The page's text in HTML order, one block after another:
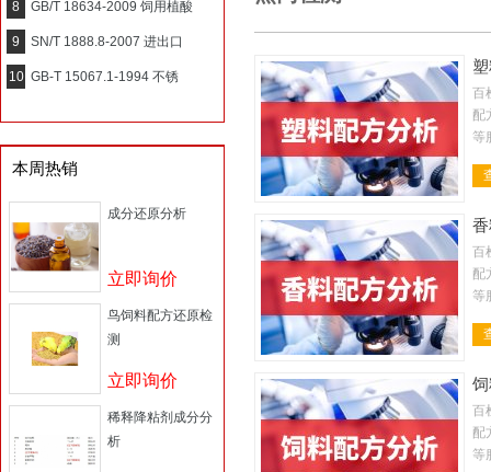
8 GB/T 18634-2009 饲用植酸
9 SN/T 1888.8-2007 进出口
10 GB-T 15067.1-1994 不锈
本周热销
成分还原分析
立即询价
鸟饲料配方还原检
测
立即询价
稀释降粘剂成分分
析
百
配
等
百
配
等
百
配
等